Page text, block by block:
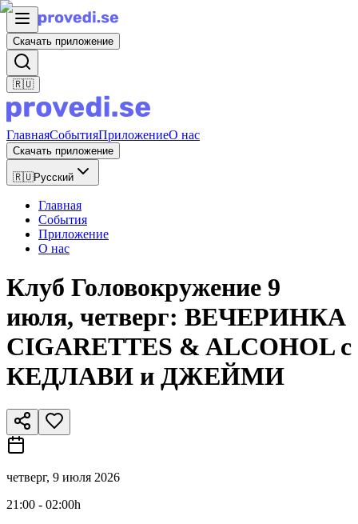
Скачать приложение
🇷🇺
ГлавнаяСобытияПриложениеО нас
Скачать приложение
🇷🇺Русский
Главная
События
Приложение
О нас
Клуб Головокружение 9
июля, четверг: ВЕЧЕРИНКА
CIGARETTES & ALCOHOL с
КЕДЛАВИ и ДЖЕЙМИ
четверг, 9 июля 2026
21:00 - 02:00h